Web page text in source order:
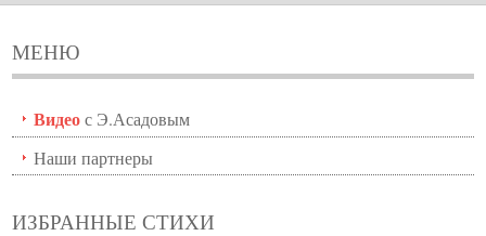
МЕНЮ
Видеос Э.Асадовым
Наши партнеры
ИЗБРАННЫЕ СТИХИ